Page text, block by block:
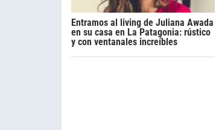
Entramos al living de Juliana Awada
en su casa en La Patagonia: rústico
y con ventanales increíbles